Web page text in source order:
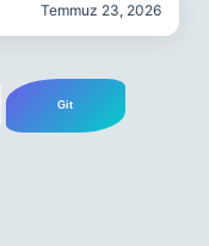
Temmuz 23, 2026